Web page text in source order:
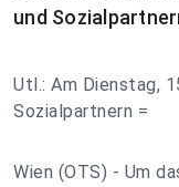
und
Utl.: Am Dienstag,
Sozialpartnern =
Wien (OTS) - Um